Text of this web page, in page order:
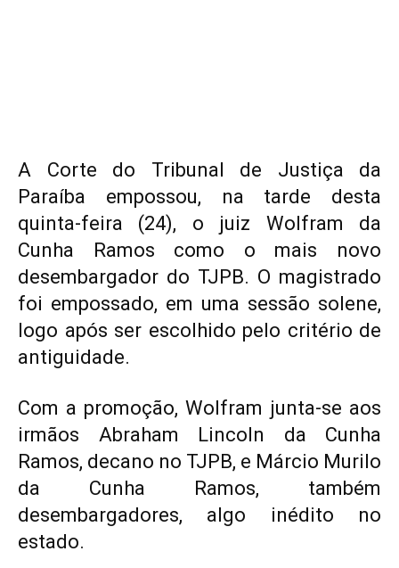
A Corte do Tribunal de Justiça da
Paraíba empossou, na tarde desta
quinta-feira (24), o juiz Wolfram da
Cunha Ramos como o mais novo
desembargador do TJPB. O magistrado
foi empossado, em uma sessão solene,
logo após ser escolhido pelo critério de
antiguidade.
Com a promoção, Wolfram junta-se aos
irmãos Abraham Lincoln da Cunha
Ramos, decano no TJPB, e Márcio Murilo
da Cunha Ramos, também
desembargadores, algo inédito no
estado.